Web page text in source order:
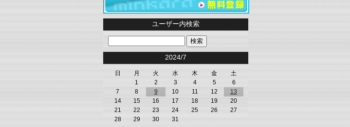
ユーザー内検索
2024/7
日 月 火 水 木 金
土
1
2 3 4 5
6
7
8 9 10 11 12
13
14
15 16 17 18 19
20
21
22 23 24 25 26
27
28
29 30 31